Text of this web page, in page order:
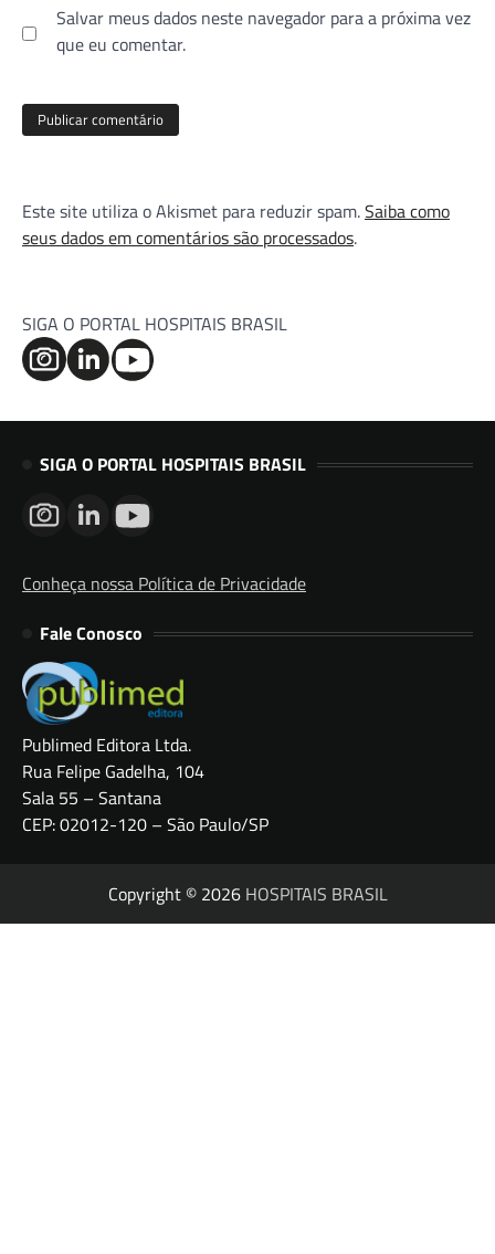
Salvar meus dados neste navegador para a próxima vez
que eu comentar.
Este site utiliza o Akismet para reduzir spam.Saiba como
seus dados em comentários são processados.
SIGA O PORTAL HOSPITAIS BRASIL
SIGA O PORTAL HOSPITAIS BRASIL
Conheça nossa Política de Privacidade
Fale Conosco
Publimed Editora Ltda.
Rua Felipe Gadelha, 104
Sala 55 – Santana
CEP: 02012-120 – São Paulo/SP
Copyright © 2026 HOSPITAIS BRASIL